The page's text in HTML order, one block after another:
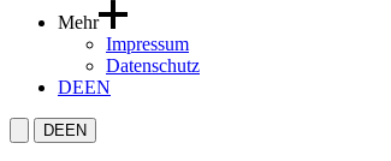
Mehr
Impressum
Datenschutz
DEEN
DEEN